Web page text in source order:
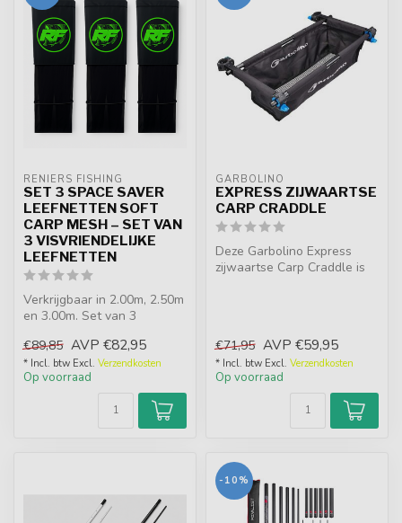
RENIERS FISHING
SET 3 SPACE SAVER
LEEFNETTEN SOFT
CARP MESH – SET VAN
3 VISVRIENDELIJKE
LEEFNETTEN
Verkrijgbaar in 2.00m, 2.50m
en 3.00m. Set van 3
Mesh, ...
€89,85 AVP €82,95
* Incl. btw Excl. Verzendkosten
Op voorraad
GARBOLINO
EXPRESS ZIJWAARTSE
CARP CRADDLE
Deze Garbolino Express
zijwaartse Carp Craddle is
€71,95 AVP €59,95
* Incl. btw Excl. Verzendkosten
Op voorraad
-10%